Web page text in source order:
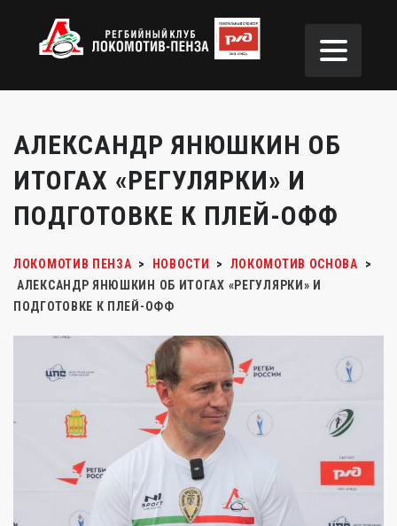
АЛЕКСАНДР ЯНЮШКИН ОБ
ИТОГАХ «РЕГУЛЯРКИ» И
ПОДГОТОВКЕ К ПЛЕЙ-ОФФ
ЛОКОМОТИВ ПЕНЗА > НОВОСТИ > ЛОКОМОТИВ ОСНОВА
>
АЛЕКСАНДР ЯНЮШКИН ОБ ИТОГАХ «РЕГУЛЯРКИ» И
ПОДГОТОВКЕ К ПЛЕЙ-ОФФ